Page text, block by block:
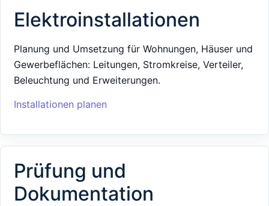
Elektroinstallationen
Planung und Umsetzung für Wohnungen, Häuser und
Gewerbeflächen: Leitungen, Stromkreise, Verteiler,
Beleuchtung und Erweiterungen.
Installationen planen
Prüfung und
Dokumentation